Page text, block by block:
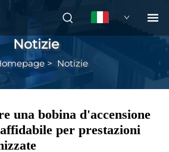
IT
Notizie
>Notizie
una bobina d'accensione
per prestazioni